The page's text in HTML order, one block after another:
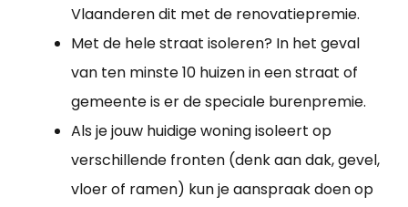
Vlaanderen dit met de renovatiepremie.
Met de hele straat isoleren? In het geval
van ten minste 10 huizen in een straat of
gemeente is er de speciale burenpremie.
Als je jouw huidige woning isoleert op
verschillende fronten (denk aan dak, gevel,
vloer of ramen) kun je aanspraak doen op